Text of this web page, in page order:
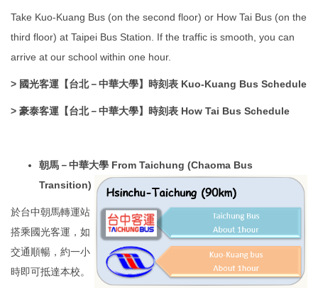
Take Kuo-Kuang Bus (on the second floor) or How Tai Bus (on the
third floor) at Taipei Bus Station. If the traffic is smooth, you can
arrive at our school within one hour.
> 國光客運【台北－中華大學】時刻表 Kuo-Kuang Bus Schedule
> 豪泰客運【台北－中華大學】時刻表 How Tai Bus Schedule
朝馬－中華大學 From Taichung (Chaoma Bus
Transition)
於台中朝馬轉運站
搭乘國光客運，如
交通順暢，約一小
時即可抵達本校。